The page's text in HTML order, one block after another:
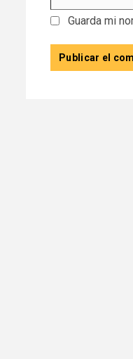
Guarda mi